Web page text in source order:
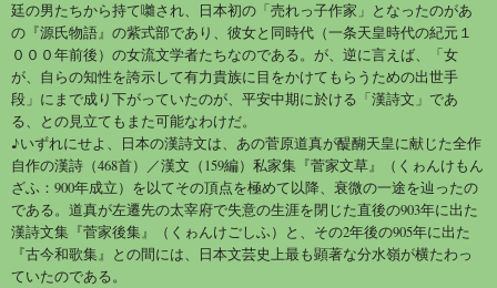
廷の男たちから持て囃され、日本初の「売れっ子作家」となったのがあ
の『源氏物語』の紫式部であり、彼女と同時代（一条天皇時代の紀元１
０００年前後）の女流文学者たちなのである。が、逆に言えば、「女
が、自らの知性を誇示して有力貴族に目をかけてもらうための出世手
段」にまで成り下がっていたのが、平安中期に於ける「漢詩文」であ
る、との見立てもまた可能なわけだ。
♪いずれにせよ、日本の漢詩文は、あの菅原道真が醍醐天皇に献じた全作
自作の漢詩（468首）／漢文（159編）私家集『菅家文草』（くゎんけもん
ざふ：900年成立）を以てその頂点を極めて以降、衰微の一途を辿ったの
である。道真が左遷先の太宰府で失意の生涯を閉じた直後の903年に出た
漢詩文集『菅家後集』（くゎんけごしふ）と、その2年後の905年に出た
『古今和歌集』との間には、日本文芸史上最も顕著な分水嶺が横たわっ
ていたのである。